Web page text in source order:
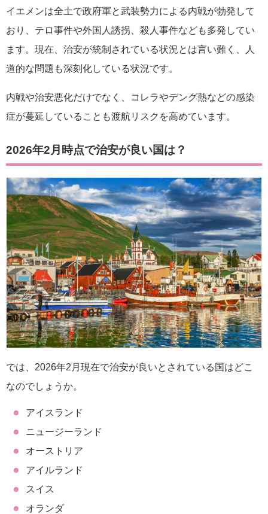
イエメンは全土で政府軍と武装勢力による内戦が勃発して
おり、テロ事件や外国人誘拐、殺人事件なども多発してい
ます。現在、治安が統制されている状況とは言い難く、人
道的な問題も深刻化している状況です。
内戦や治安悪化だけでなく、コレラやデング熱などの感染
症が蔓延していることも渡航リスクを高めています。
2026年2月時点で治安が良い国は？
では、2026年2月現在で治安が良いとされている国はどこ
なのでしょうか。
アイスランド
ニュージーランド
オーストリア
アイルランド
スイス
オランダ